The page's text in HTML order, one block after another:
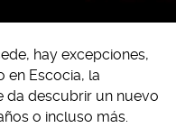
hay excepciones,
en Escocia, la
da descubrir un nuevo
o incluso más.